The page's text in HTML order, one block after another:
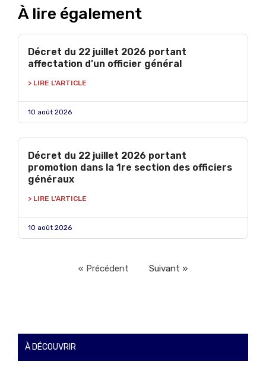
À lire également
Décret du 22 juillet 2026 portant
affectation d’un officier général
> LIRE L'ARTICLE
10 août 2026
Décret du 22 juillet 2026 portant
promotion dans la 1re section des officiers
généraux
> LIRE L'ARTICLE
10 août 2026
« Précédent Suivant »
À DÉCOUVRIR